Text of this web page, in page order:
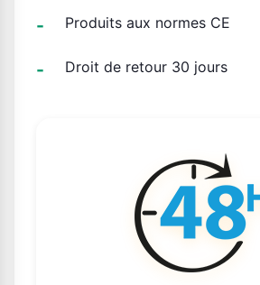
Produits aux normes CE
Droit de retour 30 jours